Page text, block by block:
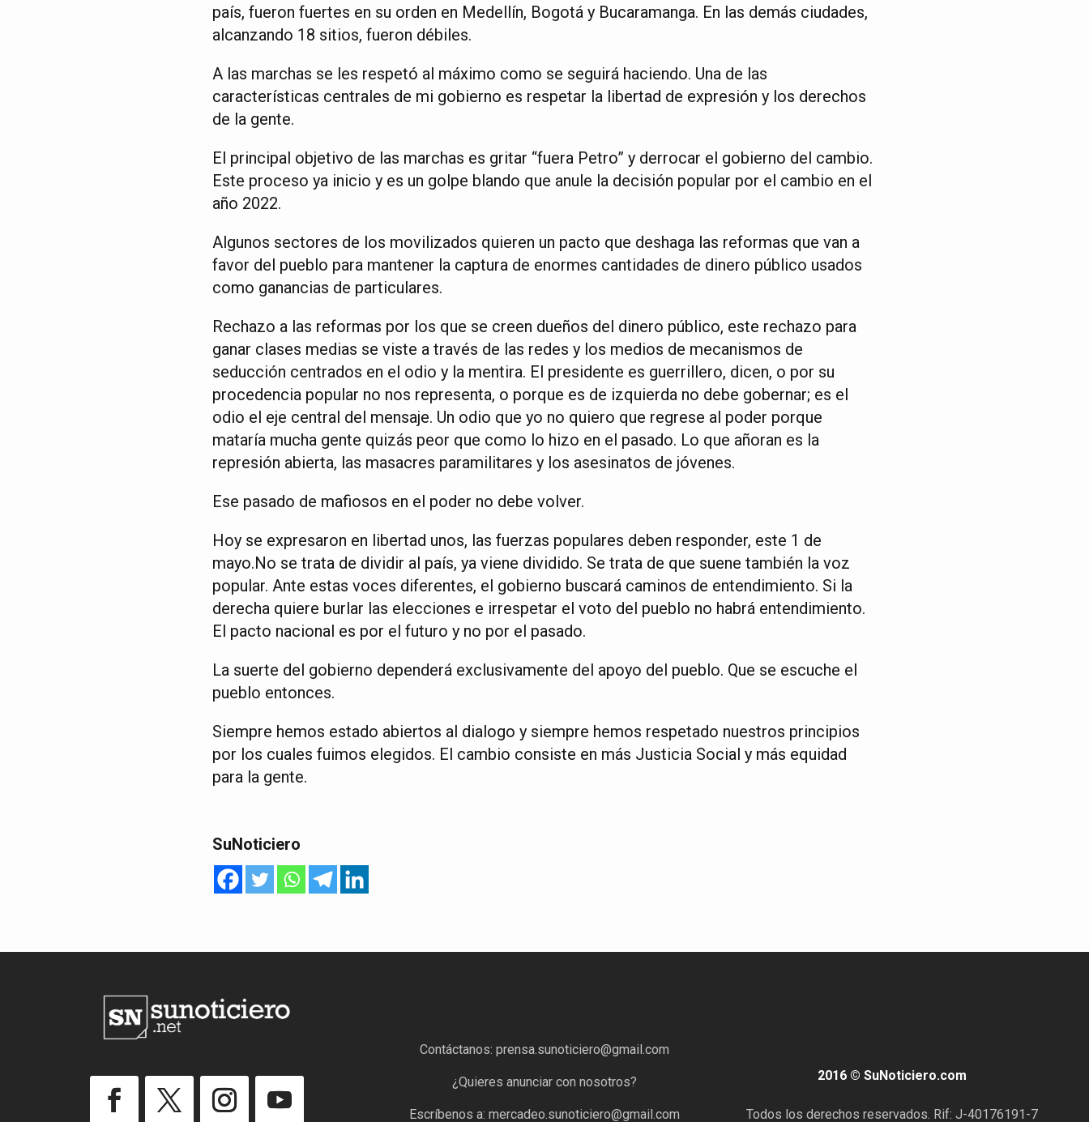
país, fueron fuertes en su orden en Medellín, Bogotá y Bucaramanga. En las demás ciudades,
alcanzando 18 sitios, fueron débiles.
A las marchas se les respetó al máximo como se seguirá haciendo. Una de las
características centrales de mi gobierno es respetar la libertad de expresión y los derechos
de la gente.
El principal objetivo de las marchas es gritar “fuera Petro” y derrocar el gobierno del cambio.
Este proceso ya inicio y es un golpe blando que anule la decisión popular por el cambio en el
año 2022.
Algunos sectores de los movilizados quieren un pacto que deshaga las reformas que van a
favor del pueblo para mantener la captura de enormes cantidades de dinero público usados
como ganancias de particulares.
Rechazo a las reformas por los que se creen dueños del dinero público, este rechazo para
ganar clases medias se viste a través de las redes y los medios de mecanismos de
seducción centrados en el odio y la mentira. El presidente es guerrillero, dicen, o por su
procedencia popular no nos representa, o porque es de izquierda no debe gobernar; es el
odio el eje central del mensaje. Un odio que yo no quiero que regrese al poder porque
mataría mucha gente quizás peor que como lo hizo en el pasado. Lo que añoran es la
represión abierta, las masacres paramilitares y los asesinatos de jóvenes.
Ese pasado de mafiosos en el poder no debe volver.
Hoy se expresaron en libertad unos, las fuerzas populares deben responder, este 1 de
mayo.No se trata de dividir al país, ya viene dividido. Se trata de que suene también la voz
popular. Ante estas voces diferentes, el gobierno buscará caminos de entendimiento. Si la
derecha quiere burlar las elecciones e irrespetar el voto del pueblo no habrá entendimiento.
El pacto nacional es por el futuro y no por el pasado.
La suerte del gobierno dependerá exclusivamente del apoyo del pueblo. Que se escuche el
pueblo entonces.
Siempre hemos estado abiertos al dialogo y siempre hemos respetado nuestros principios
por los cuales fuimos elegidos. El cambio consiste en más Justicia Social y más equidad
para la gente.
SuNoticiero
Contáctanos: prensa.sunoticiero@gmail.com
¿Quieres anunciar con nosotros?
Escríbenos a: mercadeo.sunoticiero@gmail.com
2016 © SuNoticiero.com
Todos los derechos reservados. Rif: J-40176191-7